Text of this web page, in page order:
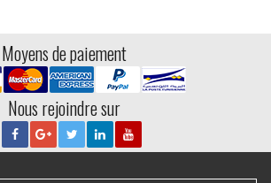
Moyens de paiement
Nous rejoindre sur